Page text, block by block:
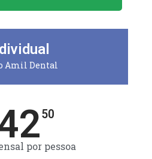
Amil Dental
50
por pessoa